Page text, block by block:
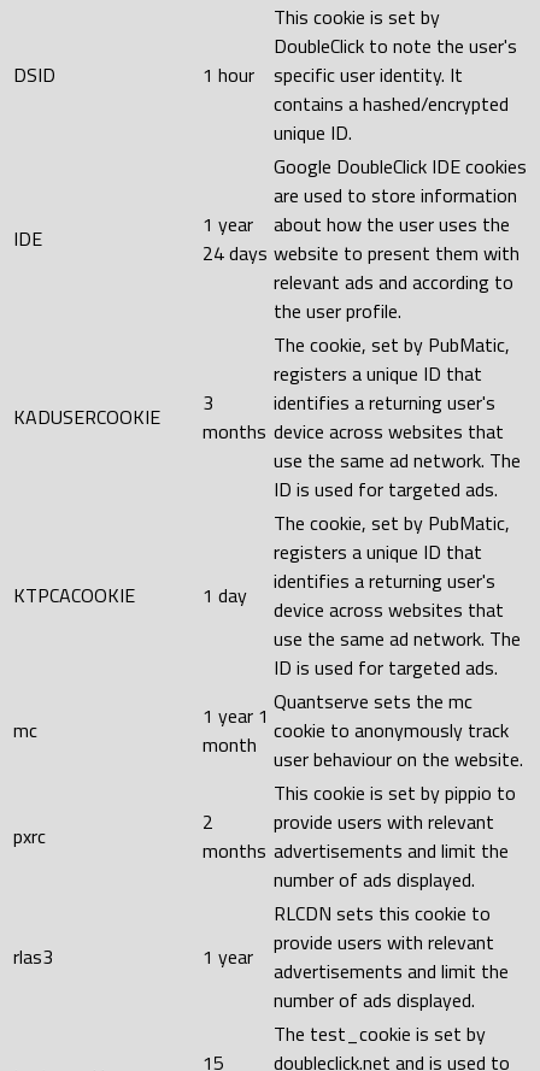
DSID 1 hour
This cookie is set by
DoubleClick to note the user's
specific user identity. It
contains a hashed/encrypted
unique ID.
IDE
1 year
24 days
Google DoubleClick IDE cookies
are used to store information
about how the user uses the
website to present them with
relevant ads and according to
the user profile.
KADUSERCOOKIE
3
months
The cookie, set by PubMatic,
registers a unique ID that
identifies a returning user's
device across websites that
use the same ad network. The
ID is used for targeted ads.
KTPCACOOKIE 1 day
The cookie, set by PubMatic,
registers a unique ID that
identifies a returning user's
device across websites that
use the same ad network. The
ID is used for targeted ads.
mc
1 year 1
month
Quantserve sets the mc
cookie to anonymously track
user behaviour on the website.
pxrc
2
months
This cookie is set by pippio to
provide users with relevant
advertisements and limit the
number of ads displayed.
rlas3 1 year
RLCDN sets this cookie to
provide users with relevant
advertisements and limit the
number of ads displayed.
15
The test_cookie is set by
doubleclick.net and is used to